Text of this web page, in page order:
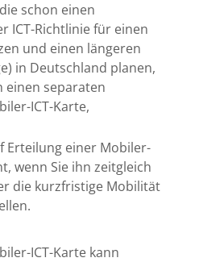
schon einen
ICT-Richtlinie für einen
und einen längeren
in Deutschland planen,
einen separaten
ICT-Karte,
Erteilung einer Mobiler-
wenn Sie ihn zeitgleich
die kurzfristige Mobilität
ICT-Karte kann